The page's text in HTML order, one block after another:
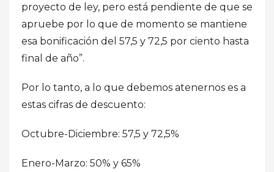
proyecto de ley, pero está pendiente de que se
apruebe por lo que de momento se mantiene
esa bonificación del 57,5 y 72,5 por ciento hasta
final de año”.
Por lo tanto, a lo que debemos atenernos es a
estas cifras de descuento:
Octubre-Diciembre: 57,5 y 72,5%
Enero-Marzo: 50% y 65%